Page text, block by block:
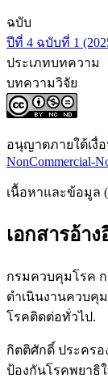
ฉบับ
ปีที่ 4 ฉบับที่ 1
ประเภทบทความ
บทความวิจัย
อนุญาตภายใต้เงื่
NonCommercial-
เนื้อหาและข้อมูล
เอกสารอ้าง
กรมควบคุมโรค ก
ดำเนินงานควบคุ
โรคติดต่อทั่วไป.
กิตติศักดิ์ ประครอ
ป้องกันโรคพยาธิ